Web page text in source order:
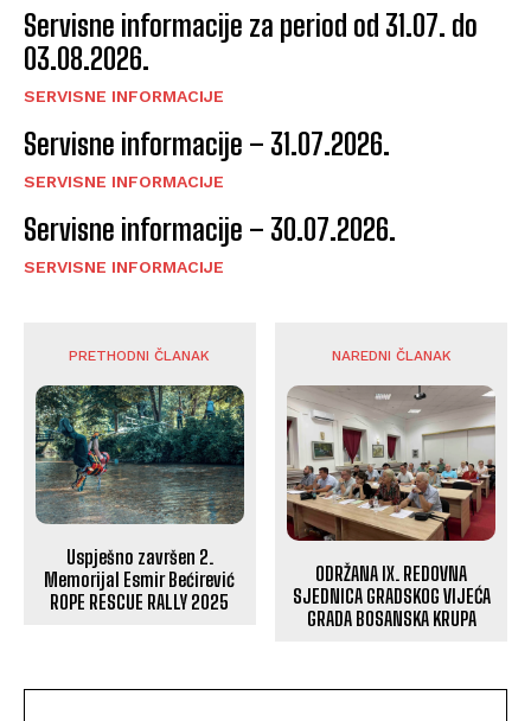
Servisne informacije za period od 31.07. do
03.08.2026.
SERVISNE INFORMACIJE
Servisne informacije – 31.07.2026.
SERVISNE INFORMACIJE
Servisne informacije – 30.07.2026.
SERVISNE INFORMACIJE
PRETHODNI ČLANAK
Uspješno završen 2.
Memorijal Esmir Bećirević
ROPE RESCUE RALLY 2025
NAREDNI ČLANAK
ODRŽANA IX. REDOVNA
SJEDNICA GRADSKOG VIJEĆA
GRADA BOSANSKA KRUPA